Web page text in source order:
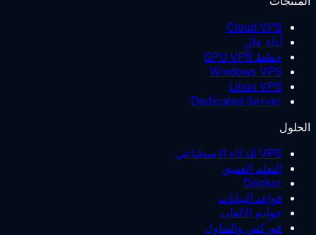
Cloud VPS
أداء عالٍ
خطط GPU VPS
Windows VPS
Linux VPS
Dedicated Server
VPS للذكاء الاصطناعي
التعلم العميق
Docker
قواعد البيانات
خوادم الألعاب
فوركس والتداول